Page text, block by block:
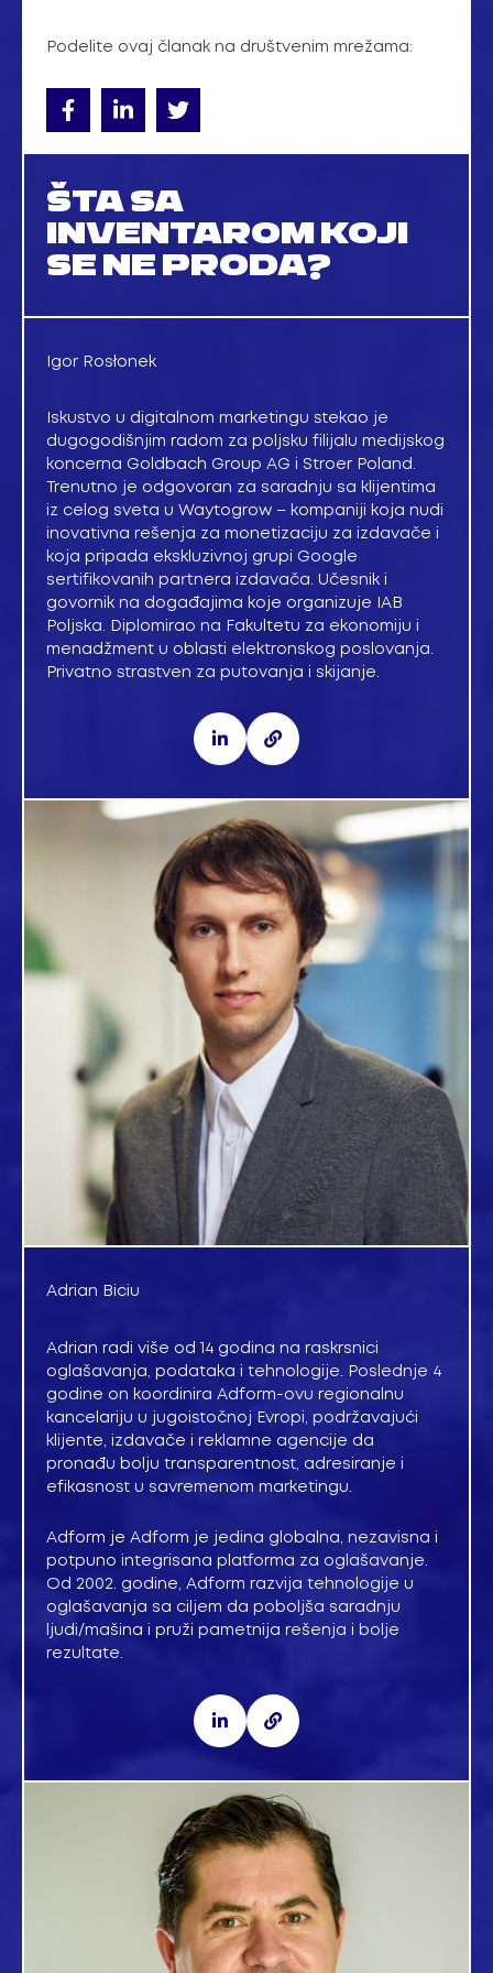
Podelite ovaj članak na društvenim mrežama:
ŠTA SA
INVENTAROM KOJI
SE NE PRODA?
Igor Rosłonek
Iskustvo u digitalnom marketingu stekao je
dugogodišnjim radom za poljsku filijalu medijskog
koncerna Goldbach Group AG i Stroer Poland.
Trenutno je odgovoran za saradnju sa klijentima
iz celog sveta u Waytogrow – kompaniji koja nudi
inovativna rešenja za monetizaciju za izdavače i
koja pripada ekskluzivnoj grupi Google
sertifikovanih partnera izdavača. Učesnik i
govornik na događajima koje organizuje IAB
Poljska. Diplomirao na Fakultetu za ekonomiju i
menadžment u oblasti elektronskog poslovanja.
Privatno strastven za putovanja i skijanje.
Adrian Biciu
Adrian radi više od 14 godina na raskrsnici
oglašavanja, podataka i tehnologije. Poslednje 4
godine on koordinira Adform-ovu regionalnu
kancelariju u jugoistočnoj Evropi, podržavajući
klijente, izdavače i reklamne agencije da
pronađu bolju transparentnost, adresiranje i
efikasnost u savremenom marketingu.
Adform je Adform je jedina globalna, nezavisna i
potpuno integrisana platforma za oglašavanje.
Od 2002. godine, Adform razvija tehnologije u
oglašavanja sa ciljem da poboljša saradnju
ljudi/mašina i pruži pametnija rešenja i bolje
rezultate.